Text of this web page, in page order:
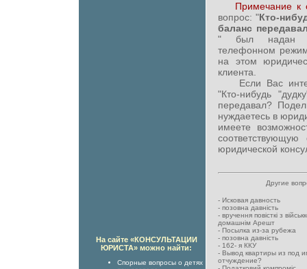
Примечание к
вопрос: "Кто-
баланс
" был надан
телефонном
на этом
клиента.
Если Вас
"Кто-нибудь
передавал?
нуждаетесь в
имеете
юридической
Другие
- Исковая давность
- позовна давність
- вручення повісткі з
домашнім Арешт
- Посылка из-за рубежа
- позовна давність
- 162- я ККУ
- Вывод квартиры из под
отчуждение?
На сайте «КОНСУЛЬТАЦИИ
ЮРИСТА» можно найти:
Спорные вопросы о детях